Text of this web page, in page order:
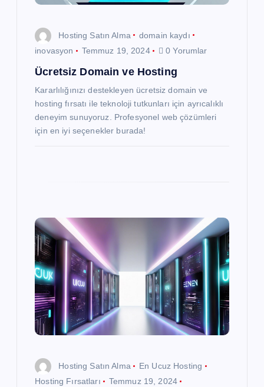
Hosting Satın Alma
domain kaydı
inovasyon
Temmuz 19, 2024 0 Yorumlar
Ücretsiz Domain ve Hosting
Kararlılığınızı destekleyen ücretsiz domain ve
hosting fırsatı ile teknoloji tutkunları için ayrıcalıklı
deneyim sunuyoruz. Profesyonel web çözümleri
için en iyi seçenekler burada!
Hosting Satın Alma
En Ucuz Hosting
Hosting Fırsatları
Temmuz 19, 2024